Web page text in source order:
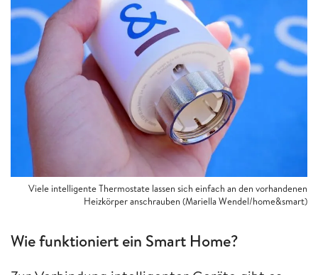
Viele intelligente Thermostate lassen sich einfach an den vorhandenen
Heizkörper anschrauben (Mariella Wendel/home&smart)
Wie funktioniert ein Smart Home?